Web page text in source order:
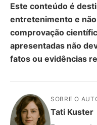
Este conteúdo é
entretenimento e
comprovação
apresentadas não
fatos ou evidências
SOBRE O
Tati Kuster